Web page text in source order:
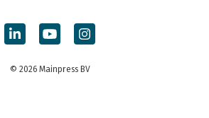
© 2026 Mainpress BV